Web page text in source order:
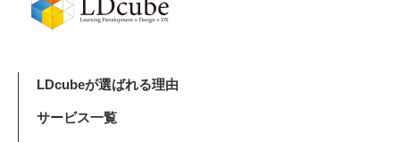
LDcubeが選ばれる理由
サービス一覧